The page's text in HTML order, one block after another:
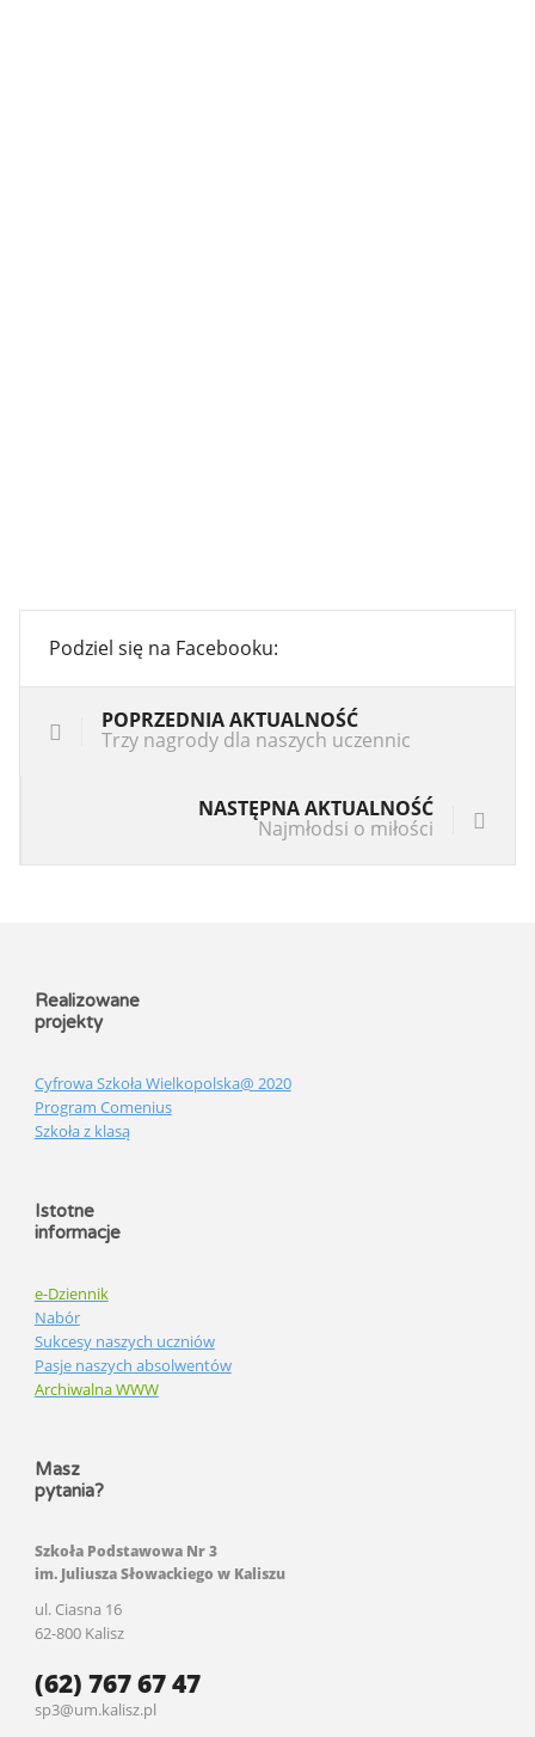
Podziel się na Facebooku:
POPRZEDNIA AKTUALNOŚĆ
Trzy nagrody dla naszych uczennic
NASTĘPNA AKTUALNOŚĆ
Najmłodsi o miłości
Realizowane
projekty
Cyfrowa Szkoła Wielkopolska@ 2020
Program Comenius
Szkoła z klasą
Istotne
informacje
e-Dziennik
Nabór
Sukcesy naszych uczniów
Pasje naszych absolwentów
Archiwalna WWW
Masz
pytania?
Szkoła Podstawowa Nr 3
im. Juliusza Słowackiego w Kaliszu
ul. Ciasna 16
62-800 Kalisz
(62) 767 67 47
sp3@um.kalisz.pl